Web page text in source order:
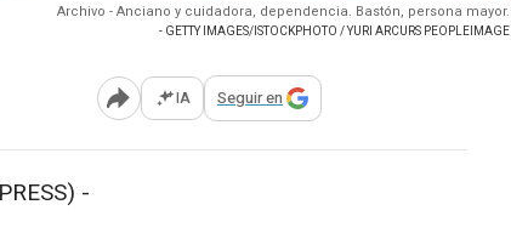
Archivo - Anciano y cuidadora, dependencia. Bastón, persona mayor.
- GETTY IMAGES/ISTOCKPHOTO / YURI ARCURS PEOPLEIMAGE
Abrir opciones para compartir
IA Seguir en
-